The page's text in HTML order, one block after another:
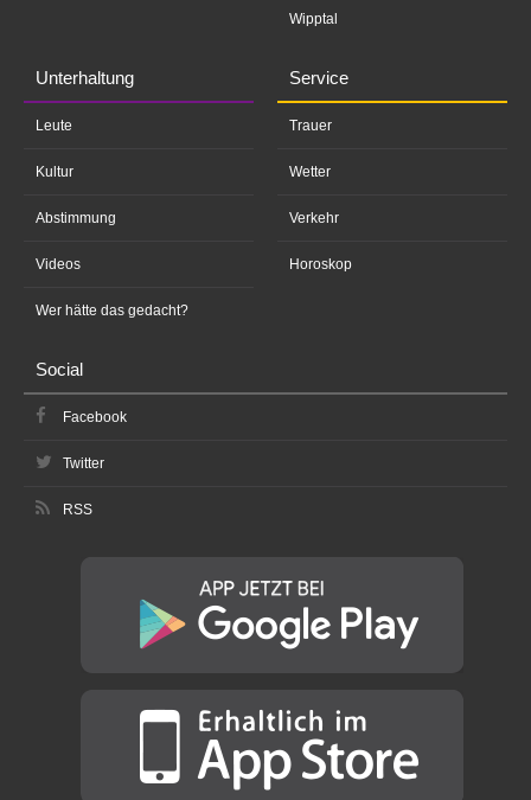
Wipptal
Unterhaltung
Leute
Kultur
Abstimmung
Videos
Wer hätte das gedacht?
Service
Trauer
Wetter
Verkehr
Horoskop
Social
Facebook
Twitter
RSS